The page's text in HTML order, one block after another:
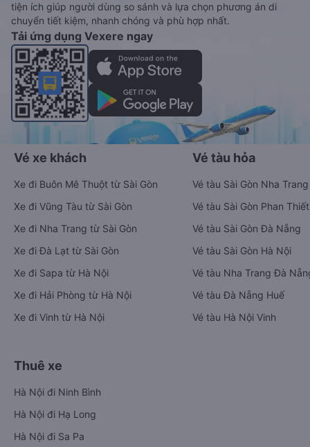
tiện ích giúp người dùng so sánh và lựa chọn phương án di
chuyển tiết kiệm, nhanh chóng và phù hợp nhất.
Tải ứng dụng Vexere ngay
Vé xe khách
Xe đi Buôn Mê Thuột từ Sài Gòn
Xe đi Vũng Tàu từ Sài Gòn
Xe đi Nha Trang từ Sài Gòn
Xe đi Đà Lạt từ Sài Gòn
Xe đi Sapa từ Hà Nội
Xe đi Hải Phòng từ Hà Nội
Xe đi Vinh từ Hà Nội
Vé tàu hỏa
Vé tàu Sài Gòn Nha Trang
Vé tàu Sài Gòn Phan Thiết
Vé tàu Sài Gòn Đà Nẵng
Vé tàu Sài Gòn Hà Nội
Vé tàu Nha Trang Đà
Vé tàu Đà Nẵng Huế
Vé tàu Hà Nội Vinh
Thuê xe
Hà Nội đi Ninh Bình
Hà Nội đi Hạ Long
Hà Nội đi Sa Pa